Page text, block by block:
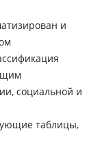
и
социальной и
таблицы,